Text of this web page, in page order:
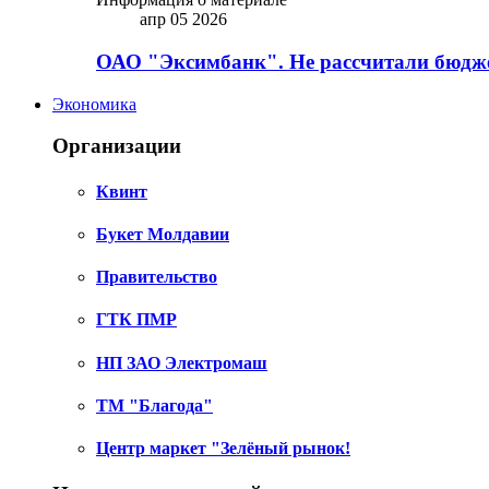
апр 05 2026
ОАО "Эксимбанк". Не рассчитали
Экономика
Организации
Квинт
Букет Молдавии
Правительство
ГТК ПМР
НП ЗАО Электромаш
ТМ "Благода"
Центр маркет "Зелёный рынок!